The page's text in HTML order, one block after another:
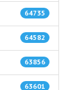
64735
64582
63856
63601